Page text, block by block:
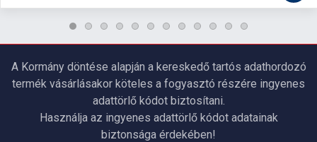
A Kormány döntése alapján a kereskedő tartós adathordozó
termék vásárlásakor köteles a fogyasztó részére ingyenes
adattörlő kódot biztosítani.
Használja az ingyenes adattörlő kódot adatainak
biztonsága érdekében!